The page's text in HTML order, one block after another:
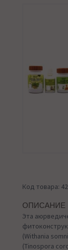
Код товара:
ОПИСАНИЕ
Эта
(Withania
(Tinospora